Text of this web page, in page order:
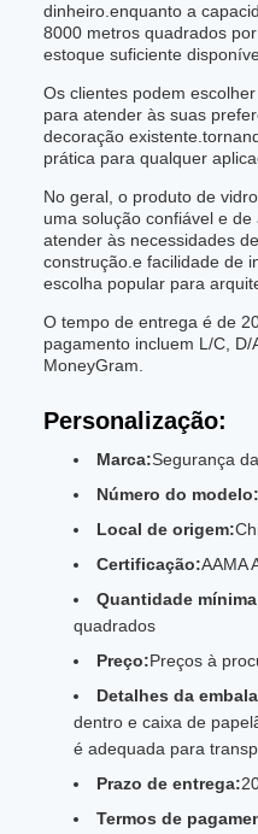
dinheiro.enquanto a
8000 metros quadrados
estoque suficiente
Os clientes podem
para atender às suas
decoração
prática para qualquer
No geral, o produto de
uma solução confiável e
atender às necessidades
construção.e facilidade de
escolha popular para
O tempo de entrega é de
pagamento incluem L/C, D/
MoneyGram.
Personalização:
Marca:Segurança
Número do modelo:
Local de origem:
Certificação:AAMA
Quantidade
quadrados
Preço:Preços à
Detalhes da
dentro e caixa de
é adequada para
Prazo de entrega:
Termos de